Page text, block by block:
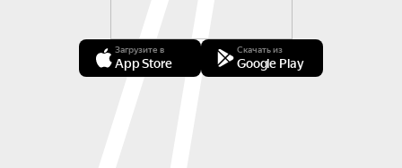
Загрузите в
App Store
Скачать из
Google Play